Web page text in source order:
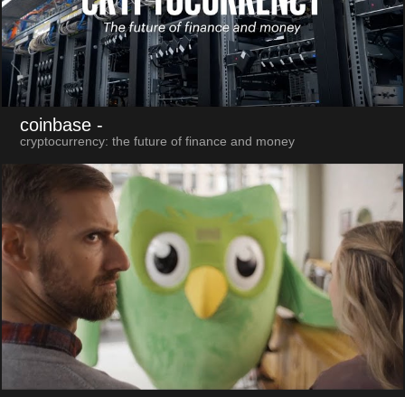
coinbase -
cryptocurrency: the future of finance and money